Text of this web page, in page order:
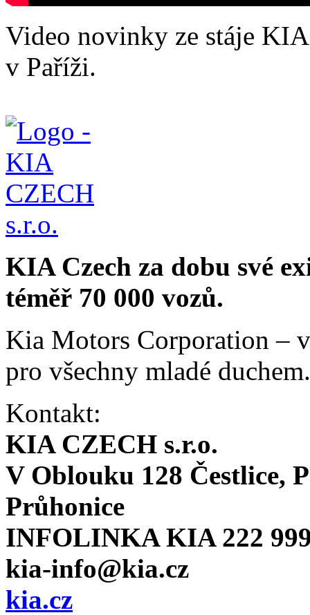
Video novinky ze stáje
v Paříži.
KIA Czech za dobu své
téměř 70 000 vozů.
Kia Motors Corporation –
pro všechny mladé duchem.
Kontakt:
KIA CZECH s.r.o.
V Oblouku 128 Čestlice,
Průhonice
INFOLINKA KIA 222
kia-info@kia.cz
kia.cz